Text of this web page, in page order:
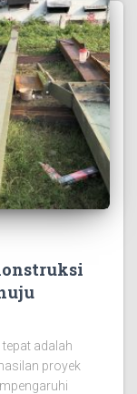
adalah
proyek